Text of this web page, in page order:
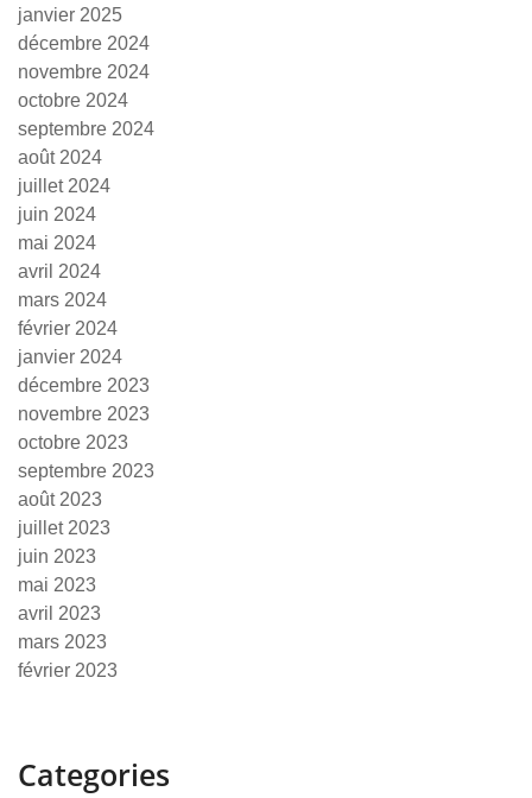
janvier 2025
décembre 2024
novembre 2024
octobre 2024
septembre 2024
août 2024
juillet 2024
juin 2024
mai 2024
avril 2024
mars 2024
février 2024
janvier 2024
décembre 2023
novembre 2023
octobre 2023
septembre 2023
août 2023
juillet 2023
juin 2023
mai 2023
avril 2023
mars 2023
février 2023
Categories